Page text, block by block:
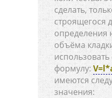
сделать,
строящегося
определения
объёма
формулу:
имеются
значения: